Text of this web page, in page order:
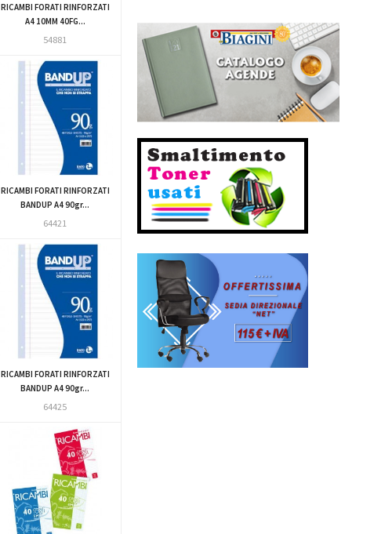
RICAMBI FORATI RINFORZATI
A4 10MM 40FG...
54881
RICAMBI FORATI RINFORZATI
BANDUP A4 90gr...
64421
RICAMBI FORATI RINFORZATI
BANDUP A4 90gr...
64425